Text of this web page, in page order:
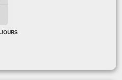
JOURS